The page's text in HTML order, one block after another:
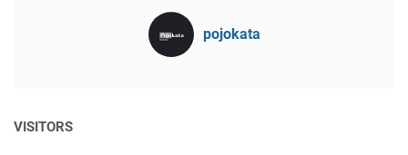
pojokata
VISITORS